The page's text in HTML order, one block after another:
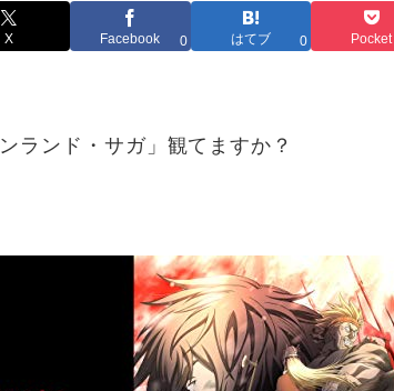
X Facebook 0 はてブ 0 Pocket
ランド・サガ」観てますか？